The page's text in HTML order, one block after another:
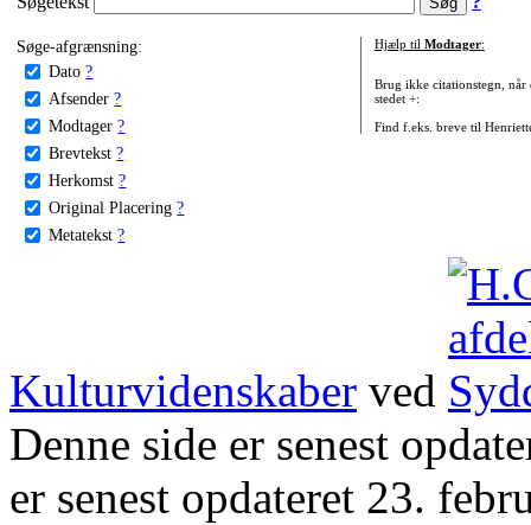
Søge-afgrænsning:
Dato ?
Afsender ?
Modtager ?
Brevtekst ?
Herkomst ?
Original Placering ?
Metatekst ?
Hjælp til Modtager:
Brug ikke citationstegn, når
stedet +:
Find f.eks. breve til
Kulturvidenskaber ved
Denne side er senest
er senest opdateret 23.